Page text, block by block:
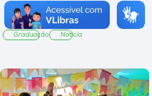
Graduação Notícia